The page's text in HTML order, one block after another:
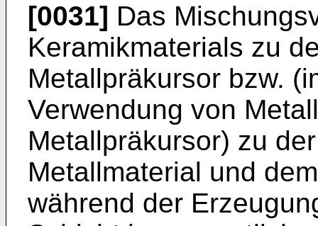
[0031] Das
Keramikmaterials zu
Metallpräkursor bzw.
Verwendung von
Metallpräkursor) zu
Metallmaterial und
während der